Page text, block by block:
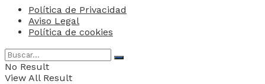
Política de Privacidad
Aviso Legal
Política de cookies
No Result
View All Result